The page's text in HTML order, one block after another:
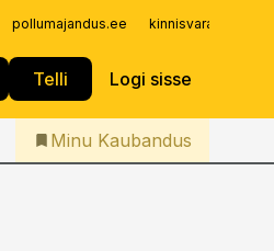
pollumajandus.ee
Telli Logi sisse
Iseteenindus
Telli Kaubandus
Minu Kaubandus